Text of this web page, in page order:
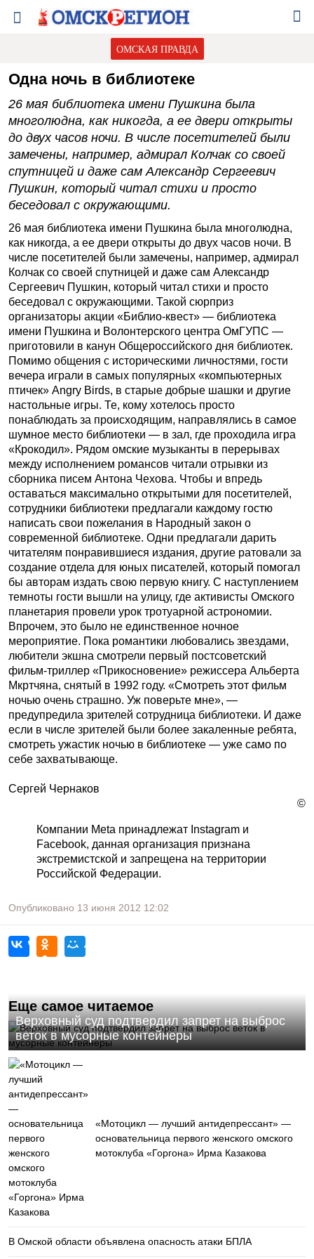
ОМСКАЯ ПРАВДА
Одна ночь в библиотеке
26 мая библиотека имени Пушкина была
многолюдна, как никогда, а ее двери открыты
до двух часов ночи. В числе посетителей были
замечены, например, адмирал Колчак со своей
спутницей и даже сам Александр Сергеевич
Пушкин, который читал стихи и просто
беседовал с окружающими.
26 мая библиотека имени Пушкина была многолюдна,
как никогда, а ее двери открыты до двух часов ночи. В
числе посетителей были замечены, например, адмирал
Колчак со своей спутницей и даже сам Александр
Сергеевич Пушкин, который читал стихи и просто
беседовал с окружающими. Такой сюрприз
организаторы акции «Библио-квест» — библиотека
имени Пушкина и Волонтерского центра ОмГУПС —
приготовили в канун Общероссийского дня библиотек.
Помимо общения с историческими личностями, гости
вечера играли в самых популярных «компьютерных
птичек» Angry Birds, в старые добрые шашки и другие
настольные игры. Те, кому хотелось просто
понаблюдать за происходящим, направлялись в самое
шумное место библиотеки — в зал, где проходила игра
«Крокодил». Рядом омские музыканты в перерывах
между исполнением романсов читали отрывки из
сборника писем Антона Чехова. Чтобы и впредь
оставаться максимально открытыми для посетителей,
сотрудники библиотеки предлагали каждому гостю
написать свои пожелания в Народный закон о
современной библиотеке. Одни предлагали дарить
читателям понравившиеся издания, другие ратовали за
создание отдела для юных писателей, который помогал
бы авторам издать свою первую книгу. С наступлением
темноты гости вышли на улицу, где активисты Омского
планетария провели урок тротуарной астрономии.
Впрочем, это было не единственное ночное
мероприятие. Пока романтики любовались звездами,
любители экшна смотрели первый постсоветский
фильм-триллер «Прикосновение» режиссера Альберта
Мкртчяна, снятый в 1992 году. «Смотреть этот фильм
ночью очень страшно. Уж поверьте мне», —
предупредила зрителей сотрудница библиотеки. И даже
если в числе зрителей были более закаленные ребята,
смотреть ужастик ночью в библиотеке — уже само по
себе захватывающе.
Сергей Чернаков
©
Компании Meta принадлежат Instagram и
Facebook, данная организация признана
экстремистской и запрещена на территории
Российской Федерации.
Опубликовано 13 июня 2012 12:02
Еще самое читаемое
Верховный суд подтвердил запрет на выброс
веток в мусорные контейнеры
«Мотоцикл — лучший антидепрессант» —
основательница первого женского омского
мотоклуба «Горгона» Ирма Казакова
В Омской области объявлена опасность атаки БПЛА